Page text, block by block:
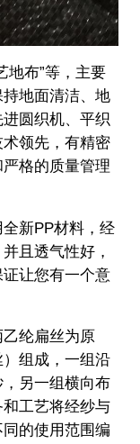
地布”等，主要
地面清洁、地
圆织机、平织
领先，有精密
格的质量管理
新PP材料，经
且透气性好，
让您有一个意
纶扁丝为原
组成，一组沿
另一组横向布
工艺将经纱与
的使用范围编